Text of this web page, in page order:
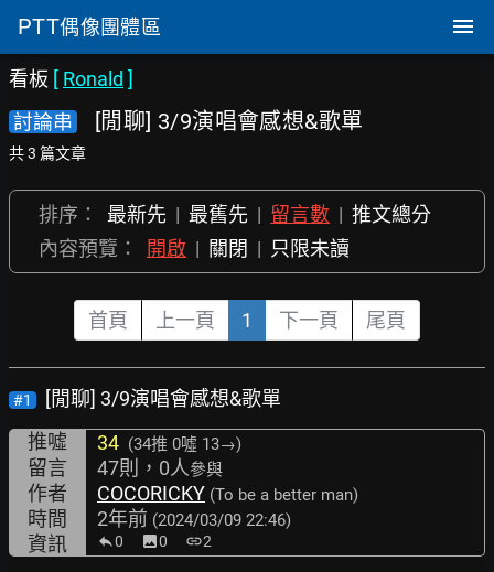
PTT偶像團體區
看板 [ Ronald ]
討論串
[閒聊] 3/9演唱會感想&歌單
共 3 篇文章
排序： 最新先 | 最舊先 | 留言數 | 推文總分
內容預覽：
開啟 | 關閉 | 只限未讀
首頁 上一頁 1 下一頁 尾頁
#1
[閒聊] 3/9演唱會感想&歌單
推噓
34 (34推 0噓 13→)
留言 47則，0人參與
作者 COCORICKY (To be a better man)
時間 2年前 (2024/03/09 22:46)
資訊 0 image0 link2